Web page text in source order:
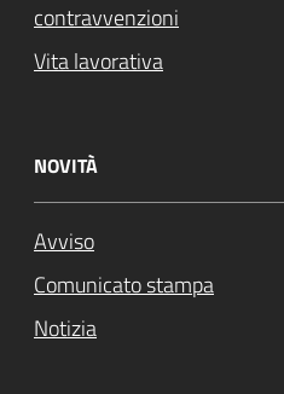
contravvenzioni
Vita lavorativa
NOVITÀ
Avviso
Comunicato stampa
Notizia